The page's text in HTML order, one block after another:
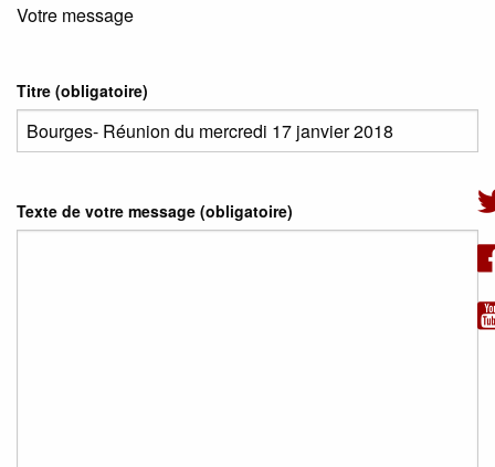
Votre message
Titre (obligatoire)
Texte de votre message (obligatoire)